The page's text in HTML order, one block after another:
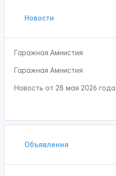
Новости
Гаражная Амнистия
Гаражная Амнистия
Новость от 28 мая 2026 года
Объявления